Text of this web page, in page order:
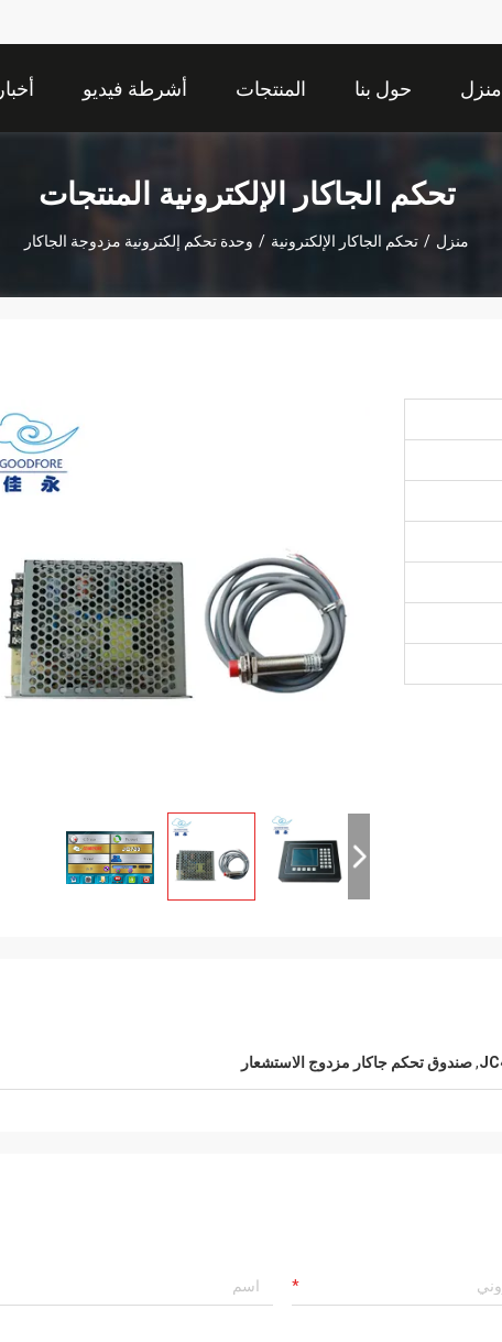
منزل حول بنا المنتجات أشرطة فيديو أخبار
تحكم الجاكار الإلكترونية المنتجات
منزل / تحكم الجاكار الإلكترونية / وحدة تحكم إلكترونية مزدوجة الجاكار
,صندوق تحكم جاكار مزدوج الاستشعار